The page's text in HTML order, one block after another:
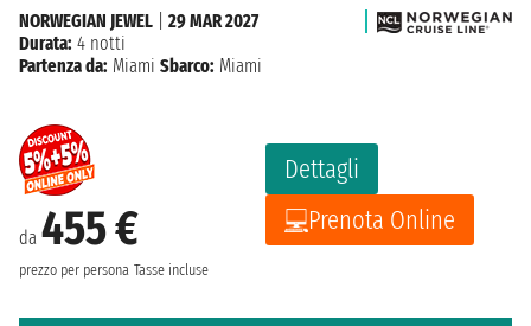
da 455 €
prezzo per persona Tasse incluse
Dettagli
Prenota Online
NORWEGIAN JEWEL
29 MAR 2027
Durata: 4 notti
Partenza da: Miami Sbarco: Miami